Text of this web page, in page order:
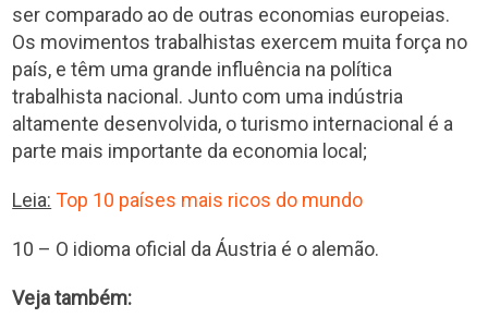
ser comparado ao de outras economias europeias.
Os movimentos trabalhistas exercem muita força no
país, e têm uma grande influência na política
trabalhista nacional. Junto com uma indústria
altamente desenvolvida, o turismo internacional é a
parte mais importante da economia local;
Leia: Top 10 países mais ricos do mundo
10 – O idioma oficial da Áustria é o alemão.
Veja também: